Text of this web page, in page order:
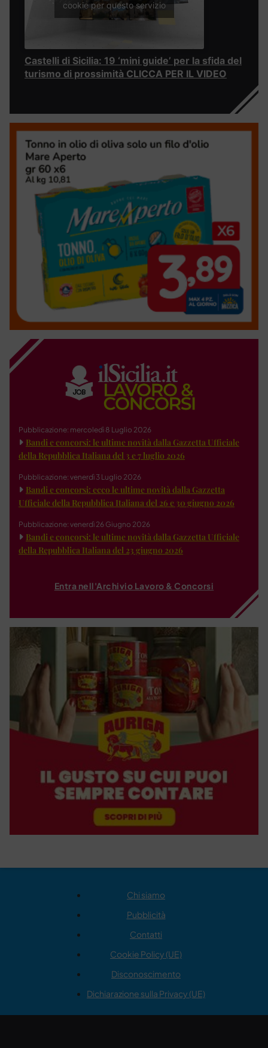
cookie per questo servizio
Castelli di Sicilia: 19 ‘mini guide’ per la sfida del
turismo di prossimità CLICCA PER IL VIDEO
Pubblicazione: mercoledì 8 Luglio 2026
Bandi e concorsi: le ultime novità dalla Gazzetta Ufficiale
della Repubblica Italiana del 3 e 7 luglio 2026
Pubblicazione: venerdì 3 Luglio 2026
Bandi e concorsi: ecco le ultime novità dalla Gazzetta
Ufficiale della Repubblica Italiana del 26 e 30 giugno 2026
Pubblicazione: venerdì 26 Giugno 2026
Bandi e concorsi: le ultime novità dalla Gazzetta Ufficiale
della Repubblica Italiana del 23 giugno 2026
Entra nell'Archivio Lavoro & Concorsi
Chi siamo
Pubblicità
Contatti
Cookie Policy (UE)
Disconoscimento
Dichiarazione sulla Privacy (UE)